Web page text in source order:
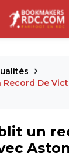
Record De
un